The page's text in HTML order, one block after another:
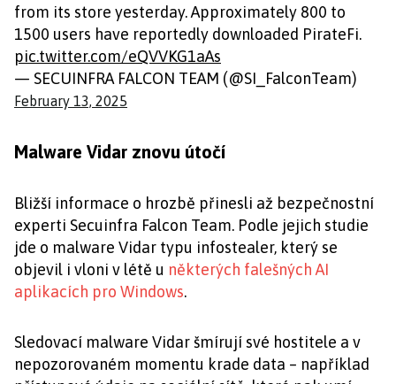
from its store yesterday. Approximately 800 to
1500 users have reportedly downloaded PirateFi.
pic.twitter.com/eQVVKG1aAs
— SECUINFRA FALCON TEAM (@SI_FalconTeam)
February 13, 2025
Malware Vidar znovu útočí
Bližší informace o hrozbě přinesli až bezpečnostní
experti Secuinfra Falcon Team. Podle jejich studie
jde o malware Vidar typu infostealer, který se
objevil i vloni v létě u některých falešných AI
aplikacích pro Windows.
Sledovací malware Vidar šmírují své hostitele a v
nepozorovaném momentu krade data – například